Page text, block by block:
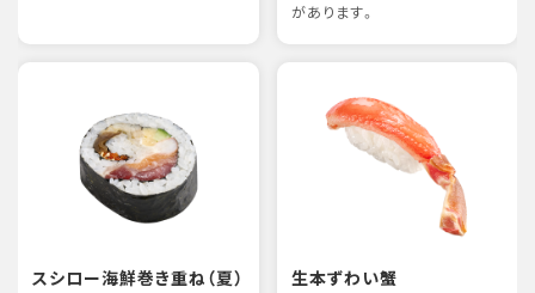
があります。
スシロー海鮮巻き重ね（夏） 生本ずわい蟹